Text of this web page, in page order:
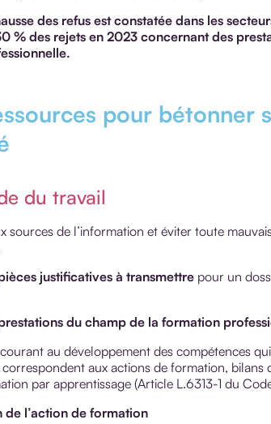
des refus est constatée dans les
% des rejets en 2023 concernant des
pour bétonner
du travail
sources de l’information et éviter toute
justificatives à transmettre pour un
du champ de la formation
au développement des compétences
aux actions de formation, bilans
par apprentissage (Article L.6313-1 du
de l’action de formation